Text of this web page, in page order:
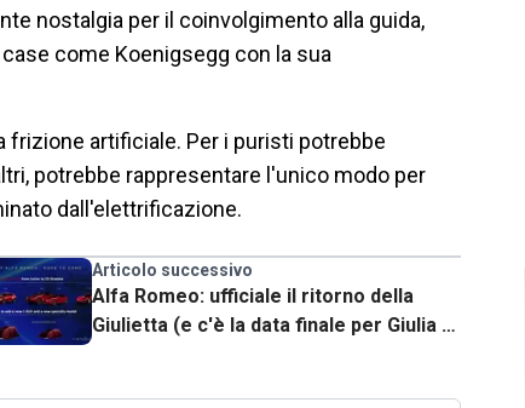
nostalgia per il coinvolgimento alla guida,
come Koenigsegg con la sua
frizione artificiale. Per i puristi potrebbe
potrebbe rappresentare l'unico modo per
dall'elettrificazione.
Articolo successivo
Alfa Romeo: ufficiale il ritorno della
Giulietta (e c'è la data finale per Giulia e